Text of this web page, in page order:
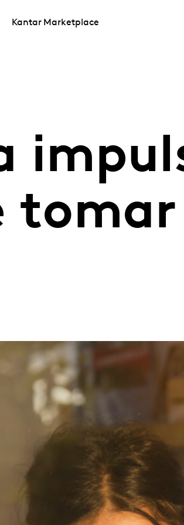
Kantar Marketplace
tomar